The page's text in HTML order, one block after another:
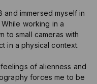
and immersed myself in
working in a
to small cameras with
in a physical context.
of alienness and
forces me to be